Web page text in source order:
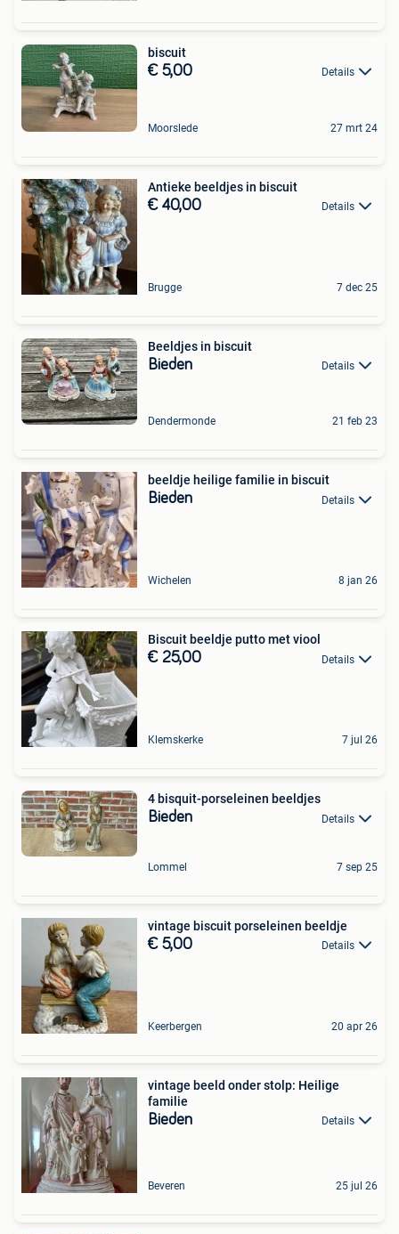
biscuit
€ 5,00 Details
Moorslede 27 mrt 24
Antieke beeldjes in biscuit
€ 40,00 Details
Brugge 7 dec 25
Beeldjes in biscuit
Bieden Details
Dendermonde 21 feb 23
beeldje heilige familie in biscuit
Bieden Details
Wichelen 8 jan 26
Biscuit beeldje putto met viool
€ 25,00 Details
Klemskerke 7 jul 26
4 bisquit-porseleinen beeldjes
Bieden Details
Lommel 7 sep 25
vintage biscuit porseleinen beeldje
€ 5,00 Details
Keerbergen 20 apr 26
vintage beeld onder stolp: Heilige
familie
Bieden Details
Beveren 25 jul 26